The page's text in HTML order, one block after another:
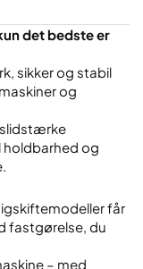
det bedste er
sikker og stabil
og
holdbarhed og
får
fastgørelse, du
– med